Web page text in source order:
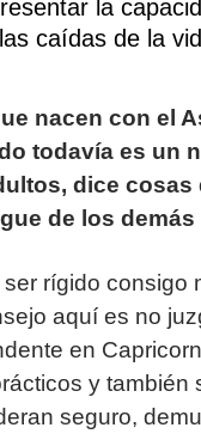
la
caídas de la
nacen con el
todavía es un
dice cosas
de los demás
ser rígido consigo
aquí es no
en
y también
seguro,